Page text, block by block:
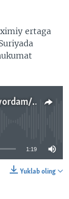
ertaga
Turkiyadan suriyalik qochqinlarga yordam/Shohruh Hamro
1:19
Yuklab oling